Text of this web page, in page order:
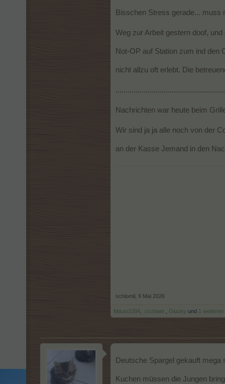
Bisschen Stress gerade... muss
Weg zur Arbeit gestern doof,
Not-OP auf Station zum ind den
nicht allzu oft erlebt. Die
Nachrichten war heute beim
Wir sind ja ja alle noch von der
an der Kasse Jemand in den
schlomil 9 Mai 2026
Mausi1004 .cvzbaer. Glucky und 1 weiteren
Deutsche Spargel gekauft mega
Kuchen müssen die Jungen